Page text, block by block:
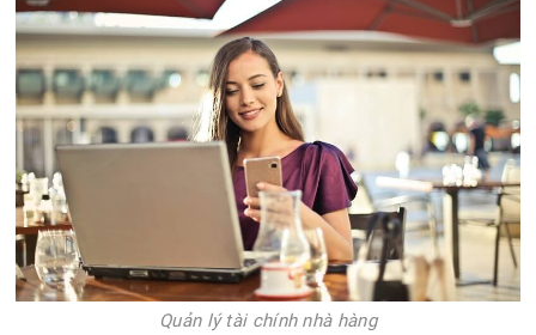
Quản lý tài chính nhà hàng